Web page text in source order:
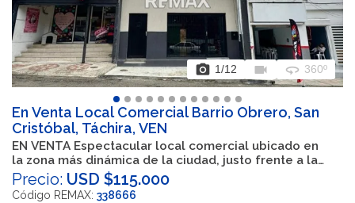
photo_camera 1/12 videocam 360 360º
En Venta Local Comercial Barrio Obrero, San
Cristóbal, Táchira, VEN
EN VENTA Espectacular local comercial ubicado en
la zona más dinámica de la ciudad, justo frente a la
icónica Pizzería La Cotorra
Precio: USD $115.000
Código REMAX: 338666